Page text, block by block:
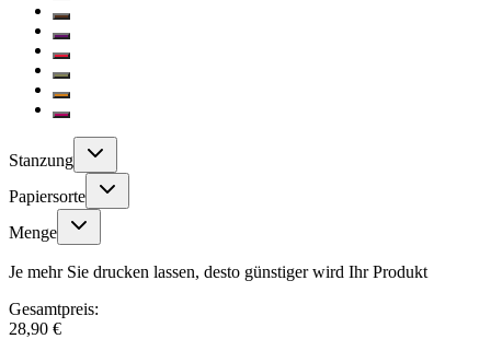
Stanzung
Papiersorte
Menge
Je mehr Sie drucken lassen, desto günstiger wird Ihr Produkt
Gesamtpreis:
28,90 €